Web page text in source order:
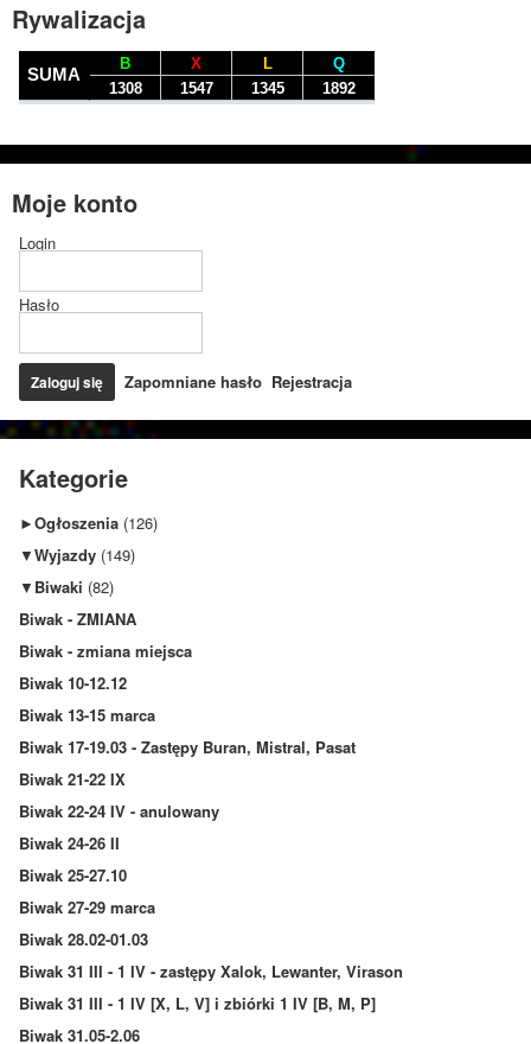
Rywalizacja
Moje konto
Login
Hasło
Zapomniane hasło Rejestracja
Kategorie
►Ogłoszenia (126)
▼Wyjazdy (149)
▼ Biwaki (82)
Biwak - ZMIANA
Biwak - zmiana miejsca
Biwak 10-12.12
Biwak 13-15 marca
Biwak 17-19.03 - Zastępy Buran, Mistral, Pasat
Biwak 21-22 IX
Biwak 22-24 IV - anulowany
Biwak 24-26 II
Biwak 25-27.10
Biwak 27-29 marca
Biwak 28.02-01.03
Biwak 31 III - 1 IV - zastępy Xalok, Lewanter, Virason
Biwak 31 III - 1 IV [X, L, V] i zbiórki 1 IV [B, M, P]
Biwak 31.05-2.06